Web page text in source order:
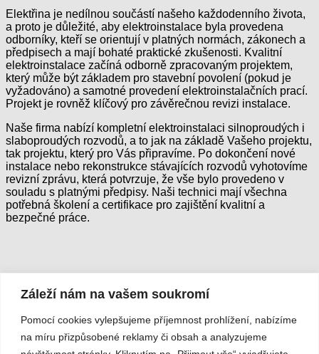
Záleží nám na vašem soukromí
Pomocí cookies vylepšujeme příjemnost prohlížení, nabízíme
na míru přizpůsobené reklamy či obsah a analyzujeme
Elektřina je nedílnou součástí našeho každodenního života,
a proto je důležité, aby elektroinstalace byla provedena
odborníky, kteří se orientují v platných normách, zákonech a
předpisech a mají bohaté praktické zkušenosti. Kvalitní
elektroinstalace začíná odborně zpracovaným projektem,
který může být základem pro stavební povolení (pokud je
vyžadováno) a samotné provedení elektroinstalačních prací.
Projekt je rovněž klíčový pro závěrečnou revizi instalace.
Naše firma nabízí kompletní elektroinstalaci silnoproudých i
slaboproudých rozvodů, a to jak na základě Vašeho projektu,
tak projektu, který pro Vás připravíme. Po dokončení nové
instalace nebo rekonstrukce stávajících rozvodů vyhotovíme
revizní zprávu, která potvrzuje, že vše bylo provedeno v
souladu s platnými předpisy. Naši technici mají všechna
potřebná školení a certifikace pro zajištění kvalitní a
bezpečné práce.
<- Rozvoj a konzultace Revize ->